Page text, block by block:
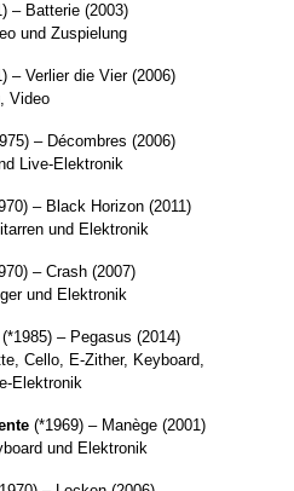
– Batterie (2003)
und Zuspielung
– Verlier die Vier (2006)
Video
– Décombres (2006)
Live-Elektronik
– Black Horizon (2011)
und Elektronik
– Crash (2007)
und Elektronik
(*1985) – Pegasus (2014)
Cello, E-Zither, Keyboard,
Elektronik
(*1969) – Manège (2001)
und Elektronik